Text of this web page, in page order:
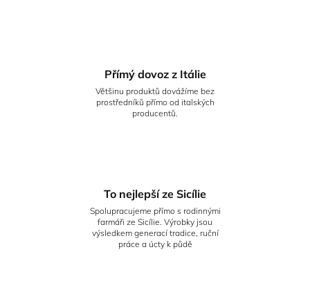
Přímý dovoz z Itálie
Většinu produktů dovážíme bez
prostředníků přímo od italských
producentů.
To nejlepší ze Sicílie
Spolupracujeme přímo s rodinnými
farmáři ze Sicílie. Výrobky jsou
výsledkem generací tradice, ruční
práce a úcty k půdě